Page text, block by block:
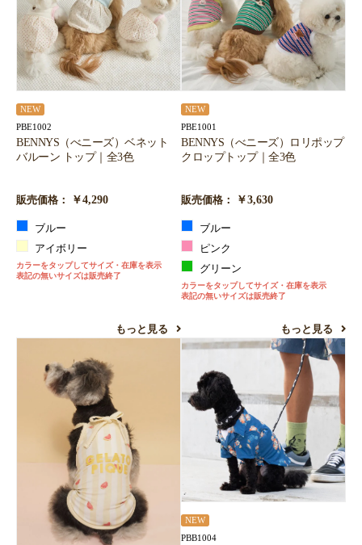
NEW
PBE1002
BENNYS（べニーズ）ベネット
バルーン トップ｜全3色
販売価格： ￥4,290
ブルー
アイボリー
カラーをタップしてサイズ・在庫を表示
表記の無いサイズは販売終了
もっと見る
NEW
PBE1001
BENNYS（べニーズ）ロリポップ
クロップトップ｜全3色
販売価格： ￥3,630
ブルー
ピンク
グリーン
カラーをタップしてサイズ・在庫を表示
表記の無いサイズは販売終了
もっと見る
NEW
PBB1004
お買い物を続ける カートへ進む